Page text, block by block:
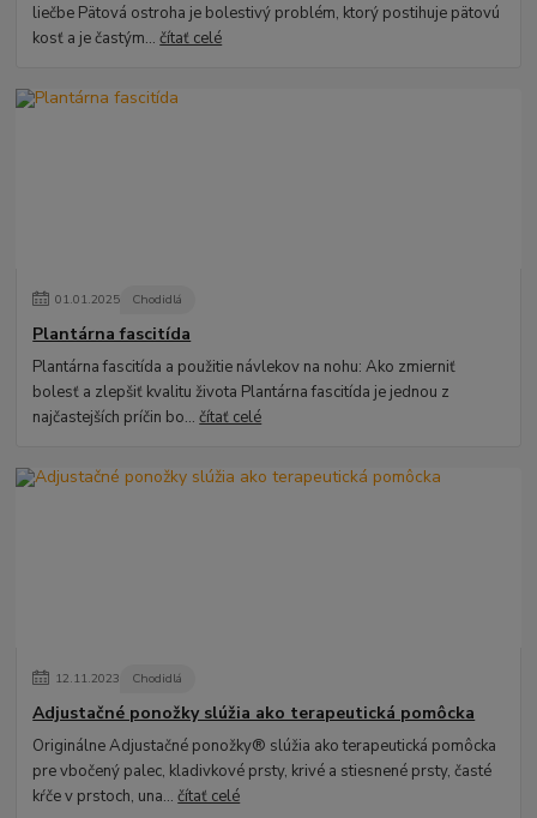
liečbe Pätová ostroha je bolestivý problém, ktorý postihuje pätovú
kosť a je častým...čítať celé
01.01.2025 Chodidlá
Plantárna fascitída
Plantárna fascitída a použitie návlekov na nohu: Ako zmierniť
bolesť a zlepšiť kvalitu života Plantárna fascitída je jednou z
najčastejších príčin bo...čítať celé
12.11.2023 Chodidlá
Adjustačné ponožky slúžia ako terapeutická pomôcka
Originálne Adjustačné ponožky® slúžia ako terapeutická pomôcka
pre vbočený palec, kladivkové prsty, krivé a stiesnené prsty, časté
kŕče v prstoch, una...čítať celé